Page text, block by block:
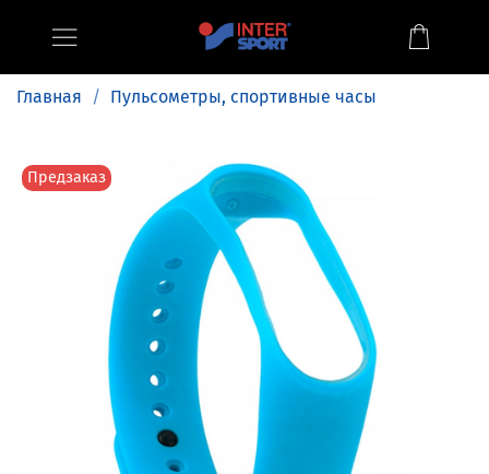
Главная Пульсометры, спортивные часы
Предзаказ